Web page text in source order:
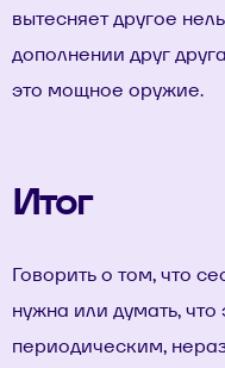
вытесняет другое
дополнении друг
это мощное оружие.
Итог
Говорить о том, что
нужна или думать,
периодическим,